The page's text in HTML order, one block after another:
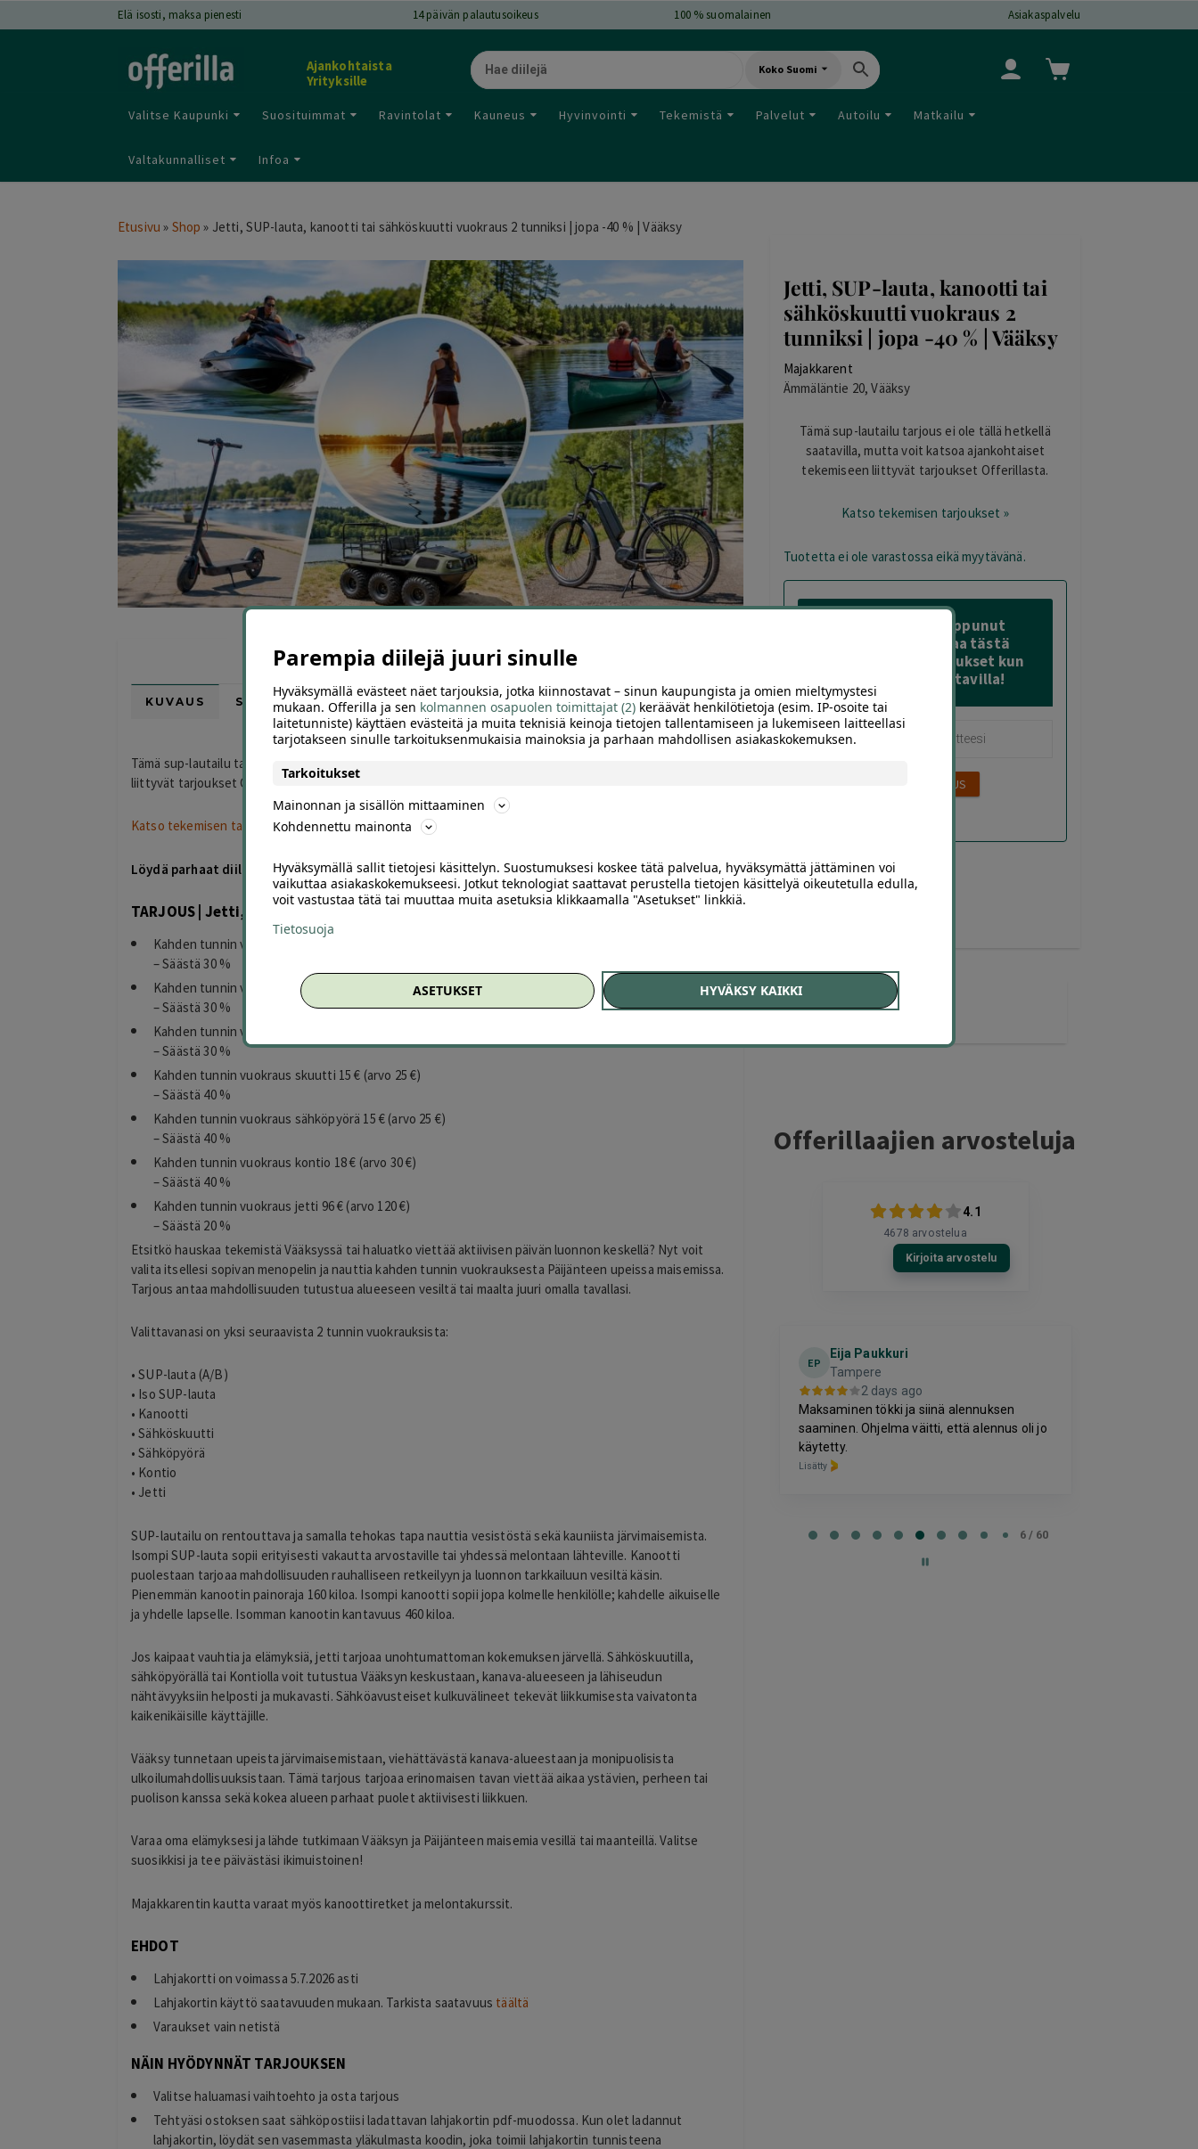
Elä isosti, maksa pienesti 14päivän palautusoikeus 100 % suomalainen Asiakaspalvelu
Ajankohtaista
Yrityksille
Koko Suomi
Valitse Kaupunki Suosituimmat Ravintolat Kauneus Hyvinvointi Tekemistä Palvelut Autoilu Matkailu
Valtakunnalliset Infoa
Etusivu » Shop » Jetti, SUP-lauta, kanootti tai sähköskuutti vuokraus 2 tunniksi | jopa -40 % | Vääksy
KUVAUS SIJAINTI KARTALLA ARVIOT (0) SUOSITTELE
Tämä sup-lautailu tarjous ei ole tällä hetkellä saatavilla, mutta voit katsoa ajankohtaiset tekemiseen
liittyvät tarjoukset Offerillasta.
Katso tekemisen tarjoukset »
Löydä parhaat diilit missä vain, milloin vain! Lataa sovelluksemmeiPhonelletaiAndroidille.
TARJOUS | Jetti, SUP-lauta, kanootti tai sähköskuutti vuokraus 2 tunniksi | Vääksy
Kahden tunnin vuokraus SUP-lauta (A/B) 17,50 € (arvo 25 €)
– Säästä 30 %
Kahden tunnin vuokraus SUP-lauta iso 21 € (arvo 30 €)
– Säästä 30 %
Kahden tunnin vuokraus kanootti 17,50 € (arvo 25 €)
– Säästä 30 %
Kahden tunnin vuokraus skuutti 15 € (arvo 25 €)
– Säästä 40 %
Kahden tunnin vuokraus sähköpyörä 15 € (arvo 25 €)
– Säästä 40 %
Kahden tunnin vuokraus kontio 18 € (arvo 30 €)
– Säästä 40 %
Kahden tunnin vuokraus jetti 96 € (arvo 120 €)
– Säästä 20 %
Etsitkö hauskaa tekemistä Vääksyssä tai haluatko viettää aktiivisen päivän luonnon keskellä? Nyt voit
valita itsellesi sopivan menopelin ja nauttia kahden tunnin vuokrauksesta Päijänteen upeissa maisemissa.
Tarjous antaa mahdollisuuden tutustua alueeseen vesiltä tai maalta juuri omalla tavallasi.
Valittavanasi on yksi seuraavista 2 tunnin vuokrauksista:
• SUP-lauta (A/B)
• Iso SUP-lauta
• Kanootti
• Sähköskuutti
• Sähköpyörä
• Kontio
• Jetti
SUP-lautailu on rentouttava ja samalla tehokas tapa nauttia vesistöstä sekä kauniista järvimaisemista.
Isompi SUP-lauta sopii erityisesti vakautta arvostaville tai yhdessä melontaan lähteville. Kanootti
puolestaan tarjoaa mahdollisuuden rauhalliseen retkeilyyn ja luonnon tarkkailuun vesiltä käsin.
Pienemmän kanootin painoraja 160 kiloa. Isompi kanootti sopii jopa kolmelle henkilölle; kahdelle aikuiselle
ja yhdelle lapselle. Isomman kanootin kantavuus 460 kiloa.
Jos kaipaat vauhtia ja elämyksiä, jetti tarjoaa unohtumattoman kokemuksen järvellä. Sähköskuutilla,
sähköpyörällä tai Kontiolla voit tutustua Vääksyn keskustaan, kanava-alueeseen ja lähiseudun
nähtävyyksiin helposti ja mukavasti. Sähköavusteiset kulkuvälineet tekevät liikkumisesta vaivatonta
kaikenikäisille käyttäjille.
Vääksy tunnetaan upeista järvimaisemistaan, viehättävästä kanava-alueestaan ja monipuolisista
ulkoilumahdollisuuksistaan. Tämä tarjous tarjoaa erinomaisen tavan viettää aikaa ystävien, perheen tai
puolison kanssa sekä kokea alueen parhaat puolet aktiivisesti liikkuen.
Varaa oma elämyksesi ja lähde tutkimaan Vääksyn ja Päijänteen maisemia vesillä tai maanteillä. Valitse
suosikkisi ja tee päivästäsi ikimuistoinen!
Majakkarentin kautta varaat myös kanoottiretket ja melontakurssit.
EHDOT
Lahjakortti on voimassa 5.7.2026 asti
Lahjakortin käyttö saatavuuden mukaan. Tarkista saatavuus täältä
Varaukset vain netistä
NÄIN HYÖDYNNÄT TARJOUKSEN
Valitse haluamasi vaihtoehto ja osta tarjous
Tehtyäsi ostoksen saat sähköpostiisi ladattavan lahjakortin pdf-muodossa. Kun olet ladannut
lahjakortin, löydät sen vasemmasta yläkulmasta koodin, joka toimii lahjakortin tunnisteena
Jetti, SUP-lauta, kanootti tai
sähköskuutti vuokraus 2
tunniksi | jopa -40 % | Vääksy
Majakkarent
Ämmäläntie 20, Vääksy
Tämä sup-lautailu tarjous ei ole tällä hetkellä
saatavilla, mutta voit katsoa ajankohtaiset
tekemiseen liittyvät tarjoukset Offerillasta.
Katso tekemisen tarjoukset »
Tuotetta ei ole varastossa eikä myytävänä.
Tämä diili on loppunut
varastosta – Tilaa tästä
sähköposti-ilmoitukset kun
sitä on taas saatavilla!
3 diiliäostettu
Offerillaajien arvosteluja
4.1
4678 arvostelua
Kirjoita arvostelu
Hyvä kokemus kasvohoidosta sekä
lymfabuutseista.
Lisätty
EP
Eija Paukkuri
Tampere
2 days ago
Maksaminen tökki ja siinä alennuksen
saaminen. Ohjelma väitti, että alennus oli jo
käytetty.
Lisätty
6 / 60
Parempia diilejä juuri sinulle
Hyväksymällä evästeet näet tarjouksia, jotka kiinnostavat – sinun kaupungista ja omien mieltymystesi
mukaan. Offerilla ja sen kolmannen osapuolen toimittajat (2) keräävät henkilötietoja (esim. IP-osoite tai
laitetunniste) käyttäen evästeitä ja muita teknisiä keinoja tietojen tallentamiseen ja lukemiseen laitteellasi
tarjotakseen sinulle tarkoituksenmukaisia mainoksia ja parhaan mahdollisen asiakaskokemuksen.
Tarkoitukset
Mainonnan ja sisällön mittaaminen
Kohdennettu mainonta
Hyväksymällä sallit tietojesi käsittelyn. Suostumuksesi koskee tätä palvelua, hyväksymättä jättäminen voi
vaikuttaa asiakaskokemukseesi. Jotkut teknologiat saattavat perustella tietojen käsittelyä oikeutetulla edulla,
voit vastustaa tätä tai muuttaa muita asetuksia klikkaamalla "Asetukset" linkkiä.
Tietosuoja
ASETUKSET HYVÄKSY KAIKKI